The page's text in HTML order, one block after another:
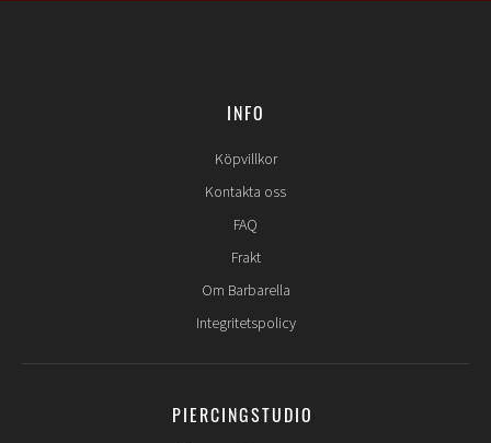
INFO
Köpvillkor
Kontakta oss
FAQ
Frakt
Om Barbarella
Integritetspolicy
PIERCINGSTUDIO